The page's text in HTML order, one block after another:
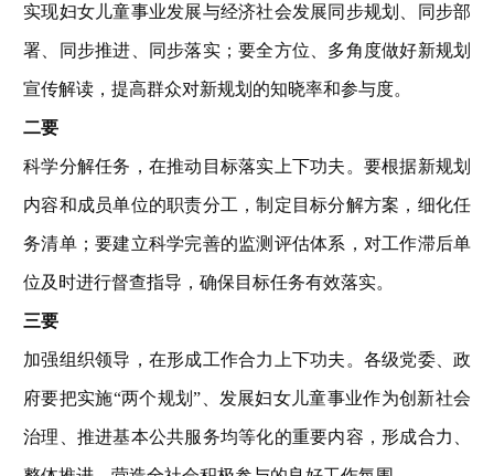
实现妇女儿童事业发展与经济社会发展同步规划、同步部
署、同步推进、同步落实；要全方位、多角度做好新规划
宣传解读，提高群众对新规划的知晓率和参与度。
二要
科学分解任务，在推动目标落实上下功夫。要根据新规划
内容和成员单位的职责分工，制定目标分解方案，细化任
务清单；要建立科学完善的监测评估体系，对工作滞后单
位及时进行督查指导，确保目标任务有效落实。
三要
加强组织领导，在形成工作合力上下功夫。各级党委、政
府要把实施“两个规划”、发展妇女儿童事业作为创新社会
治理、推进基本公共服务均等化的重要内容，形成合力、